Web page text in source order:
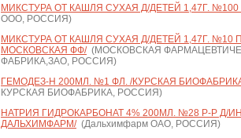
МИКСТУРА ОТ КАШЛЯ СУХАЯ Д/ДЕТЕЙ 1,47Г. №100
ООО, РОССИЯ)
МИКСТУРА ОТ КАШЛЯ СУХАЯ Д/ДЕТЕЙ 1,47Г. №10
МОСКОВСКАЯ ФФ/(МОСКОВСКАЯ
ФАБРИКА,ЗАО, РОССИЯ)
ГЕМОДЕЗ-Н 200МЛ. №1 ФЛ. /КУРСКАЯ
КУРСКАЯ БИОФАБРИКА, РОССИЯ)
НАТРИЯ ГИДРОКАРБОНАТ 4% 200МЛ. №28 Р-Р Д/
ДАЛЬХИМФАРМ/(Дальхимфарм ОАО, РОССИЯ)